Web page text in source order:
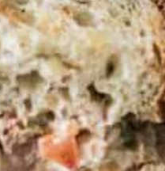
hoofdgerechten
desserts
drankjes
alle
zomer
slow